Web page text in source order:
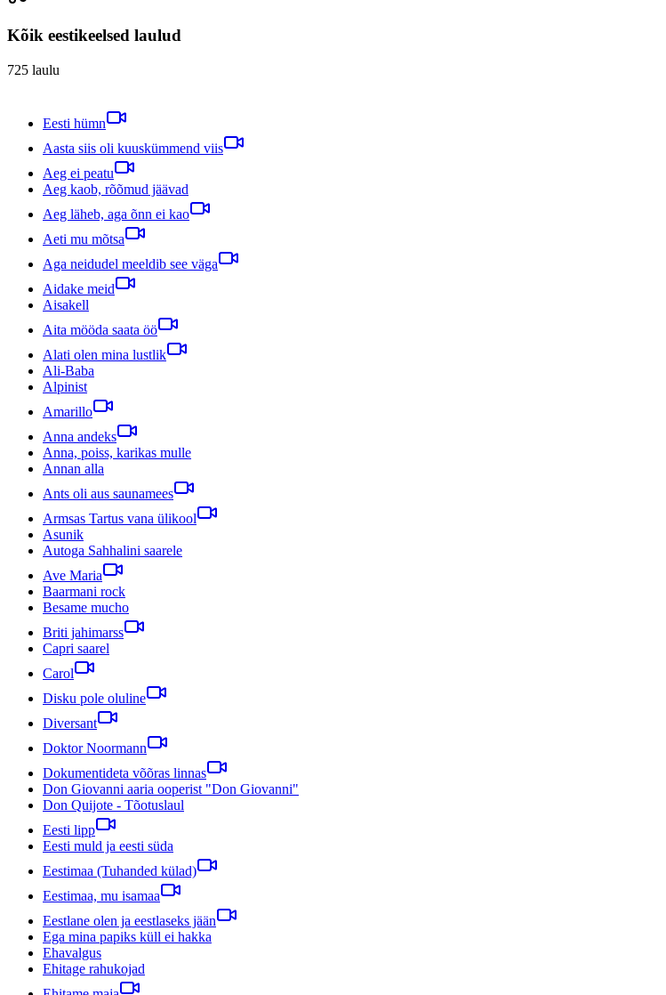
Kõik eestikeelsed laulud
725 laulu
Eesti hümn
Aasta siis oli kuuskümmend viis
Aeg ei peatu
Aeg kaob, rõõmud jäävad
Aeg läheb, aga õnn ei kao
Aeti mu mõtsa
Aga neidudel meeldib see väga
Aidake meid
Aisakell
Aita mööda saata öö
Alati olen mina lustlik
Ali-Baba
Alpinist
Amarillo
Anna andeks
Anna, poiss, karikas mulle
Annan alla
Ants oli aus saunamees
Armsas Tartus vana ülikool
Asunik
Autoga Sahhalini saarele
Ave Maria
Baarmani rock
Besame mucho
Briti jahimarss
Capri saarel
Carol
Disku pole oluline
Diversant
Doktor Noormann
Dokumentideta võõras linnas
Don Giovanni aaria ooperist "Don Giovanni"
Don Quijote - Tõotuslaul
Eesti lipp
Eesti muld ja eesti süda
Eestimaa (Tuhanded külad)
Eestimaa, mu isamaa
Eestlane olen ja eestlaseks jään
Ega mina papiks küll ei hakka
Ehavalgus
Ehitage rahukojad